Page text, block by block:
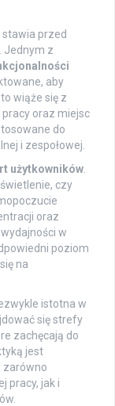
stawia przed
Jednym z
aby
wiąże się z
oraz miejsc
do
i zespołowej.
użytkowników
czy
oraz
w
poziom
na
istotna w
się strefy
zachęcają do
jest
zarówno
pracy, jak i